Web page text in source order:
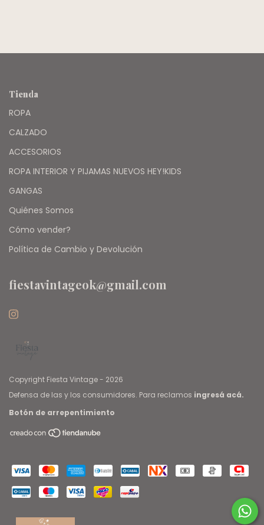
Tienda
ROPA
CALZADO
ACCESORIOS
ROPA INTERIOR Y PIJAMAS NUEVOS HEY!KIDS
GANGAS
Quiénes Somos
Cómo vender?
Política de Cambio y Devolución
fiestavintageok@gmail.com
Copyright Fiesta Vintage - 2026
Defensa de las y los consumidores. Para reclamos ingresá acá.
Botón de arrepentimiento